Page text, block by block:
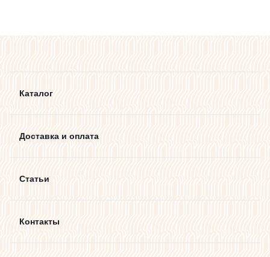
Каталог
Доставка и оплата
Статьи
Контакты